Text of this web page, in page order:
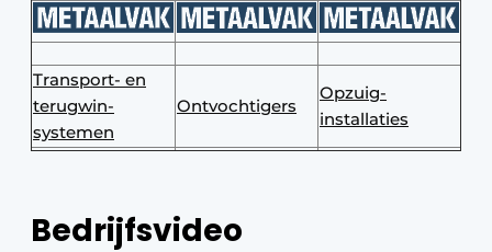
Transport- en
terugwin­
systemen
Ontvochtigers
Opzuig­
installaties
Bedrijfsvideo